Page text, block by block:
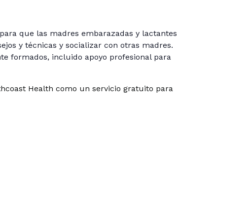
que las madres embarazadas y lactantes
y técnicas y socializar con otras madres.
formados, incluido apoyo profesional para
Health como un servicio gratuito para